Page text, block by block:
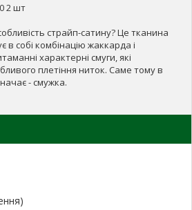
2 шт
страйп-сатину? Це тканина
в собі комбінацію жаккарда і
характерні смуги, які
плетіння ниток. Саме тому в
- смужка.